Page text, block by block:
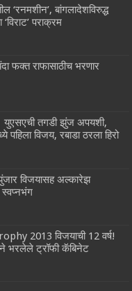
‘रनमशीन’, बांगलादेशविरुद्ध
पराक्रम
राफासाठीच भरणार
तगडी झुंज अपयशी,
विजय, रबाडा ठरला हिरो
विजयासह अल्कारेझ
स्वप्नभंग
2013 विजयाची 12 वर्ष!
भरलेले ट्रॉफी कॅबिनेट